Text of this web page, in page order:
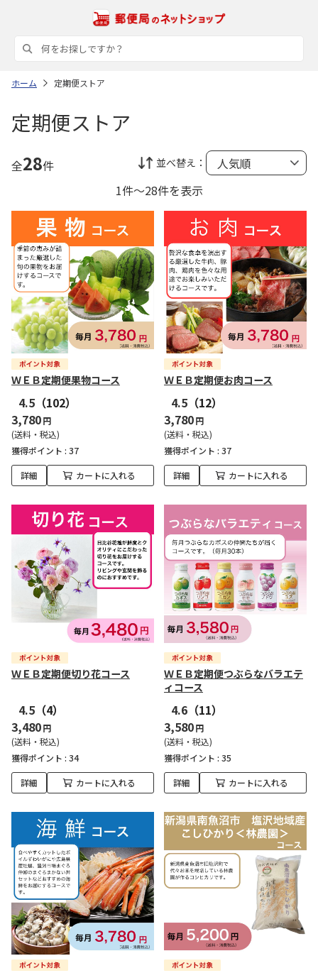
ホーム 定期便ストア
定期便ストア
全28件 並べ替え：
1件～28件を表示
ＷＥＢ定期便果物コース
4.5 （102）
3,780円
(送料・税込)
獲得ポイント : 37
詳細 カートに入れる
ＷＥＢ定期便お肉コース
4.5 （12）
3,780円
(送料・税込)
獲得ポイント : 37
詳細 カートに入れる
ＷＥＢ定期便切り花コース
4.5 （4）
3,480円
(送料・税込)
獲得ポイント : 34
詳細 カートに入れる
ＷＥＢ定期便つぶらなバラエテ
ィコース
4.6 （11）
3,580円
(送料・税込)
獲得ポイント : 35
詳細 カートに入れる